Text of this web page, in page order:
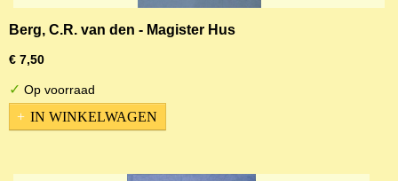
Berg, C.R. van den - Magister Hus
€ 7,50
✓ Op voorraad
IN WINKELWAGEN